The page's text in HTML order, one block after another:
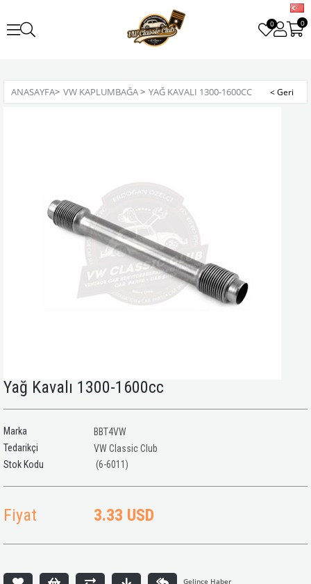
0 0
ANASAYFA> VW KAPLUMBAĞA> YAĞ KAVALI 1300-1600CC
Yağ Kavalı 1300-1600cc
Marka
BBT4VW
Tedarikçi
VW Classic Club
(6-6011)
Fiyat 3.33 USD